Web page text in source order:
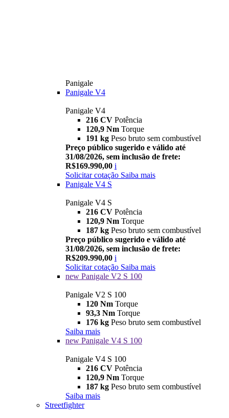
Panigale
Panigale V4
Panigale V4
216 CV Potência
120,9 Nm Torque
191 kg Peso bruto sem combustível
Preço público sugerido e válido até
31/08/2026, sem inclusão de frete:
R$169.990,00 i
Solicitar cotação Saiba mais
Panigale V4 S
Panigale V4 S
216 CV Potência
120,9 Nm Torque
187 kg Peso bruto sem combustível
Preço público sugerido e válido até
31/08/2026, sem inclusão de frete:
R$209.990,00 i
Solicitar cotação Saiba mais
new Panigale V2 S 100
Panigale V2 S 100
120 Nm Torque
93,3 Nm Torque
176 kg Peso bruto sem combustível
Saiba mais
new Panigale V4 S 100
Panigale V4 S 100
216 CV Potência
120,9 Nm Torque
187 kg Peso bruto sem combustível
Saiba mais
Streetfighter